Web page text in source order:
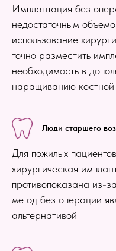
Имплантация без
недостаточным
использование
точно разместить
необходимость в
наращиванию костной
Люди старшего
Для пожилых
хирургическая
противопоказана из-
метод без операции
альтернативой